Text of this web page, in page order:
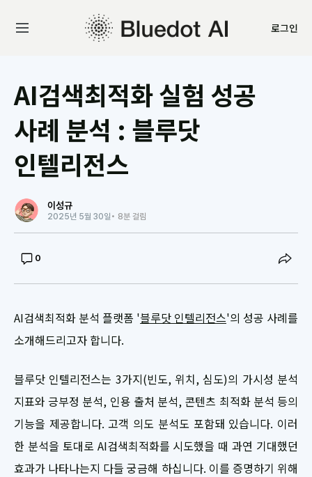
로그인
AI검색최적화 실험 성공
사례 분석 : 블루닷
인텔리전스
이성규
2025년 5월 30일 • 8분 걸림
0
AI검색최적화 분석 플랫폼 '블루닷 인텔리전스'의 성공 사례를
소개해드리고자 합니다.
블루닷 인텔리전스는 3가지(빈도, 위치, 심도)의 가시성 분석
지표와 긍부정 분석, 인용 출처 분석, 콘텐츠 최적화 분석 등의
기능을 제공합니다. 고객 의도 분석도 포함돼 있습니다. 이러
한 분석을 토대로 AI검색최적화를 시도했을 때 과연 기대했던
효과가 나타나는지 다들 궁금해 하십니다. 이를 증명하기 위해